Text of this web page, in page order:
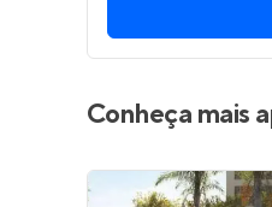
Conheça mais